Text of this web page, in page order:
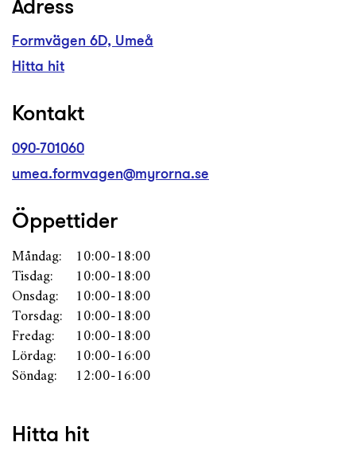
Adress
Formvägen 6D, Umeå
Hitta hit
Kontakt
090-701060
umea.formvagen@myrorna.se
Öppettider
Måndag:
10:00-18:00
Tisdag:
10:00-18:00
Onsdag:
10:00-18:00
Torsdag:
10:00-18:00
Fredag:
10:00-18:00
Lördag:
10:00-16:00
Söndag:
12:00-16:00
Hitta hit